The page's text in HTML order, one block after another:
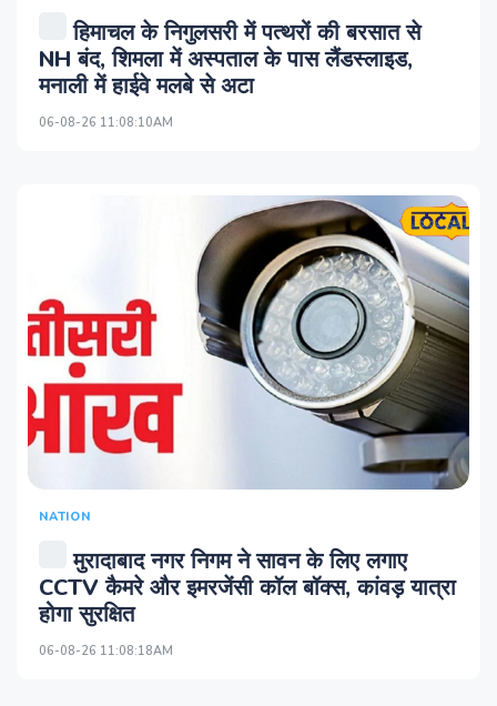
हिमाचल के निगुलसरी में पत्थरों की बरसात से
NH बंद, शिमला में अस्पताल के पास लैंडस्लाइड,
मनाली में हाईवे मलबे से अटा
06-08-26 11:08:10AM
NATION
मुरादाबाद नगर निगम ने सावन के लिए लगाए
CCTV कैमरे और इमरजेंसी कॉल बॉक्स, कांवड़ यात्रा
होगा सुरक्षित
06-08-26 11:08:18AM